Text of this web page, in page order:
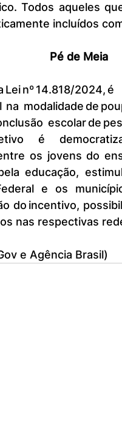
Todos aqueles
incluídos
Pé de Meia
modalidade de
escolar de
é
os jovens do
educação,
e os
do incentivo,
nas respectivas
e Agência Brasil)